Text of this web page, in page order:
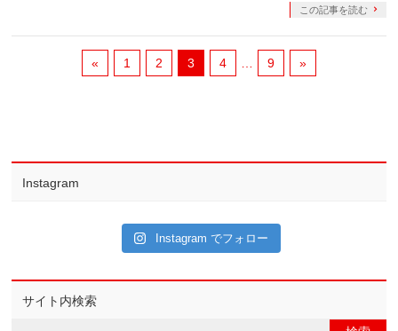
この記事を読む
« 1 2 3 4 9 »
Instagram
Instagram でフォロー
サイト内検索